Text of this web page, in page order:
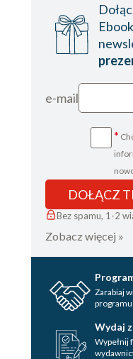
e-mail
*
DOŁĄCZ
Bez spamu, 1-2
Zobacz więcej »
Zarabiaj
Wydaj
Wypełnij